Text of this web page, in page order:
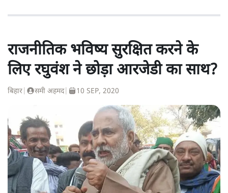
राजनीतिक भविष्य सुरक्षित करने के
लिए रघुवंश ने छोड़ा आरजेडी का साथ?
बिहार समी अहमद| 10 SEP, 2020